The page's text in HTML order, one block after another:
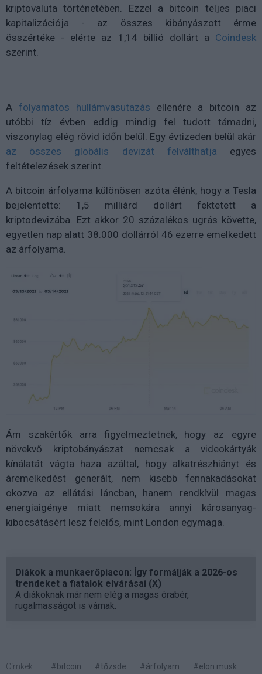
kriptovaluta történetében. Ezzel a bitcoin teljes piaci
kapitalizációja - az összes kibányászott érme
összértéke - elérte az 1,14 billió dollárt a Coindesk
szerint.
A folyamatos hullámvasutazás ellenére a bitcoin az
utóbbi tíz évben eddig mindig fel tudott támadni,
viszonylag elég rövid időn belül. Egy évtizeden belül akár
az összes globális devizát felválthatja egyes
feltételezések szerint.
A bitcoin árfolyama különösen azóta élénk, hogy a Tesla
bejelentette: 1,5 milliárd dollárt fektetett a
kriptodevizába. Ezt akkor 20 százalékos ugrás követte,
egyetlen nap alatt 38.000 dollárról 46 ezerre emelkedett
az árfolyama.
Ám szakértők arra figyelmeztetnek, hogy az egyre
növekvő kriptobányászat nemcsak a videokártyák
kínálatát vágta haza azáltal, hogy alkatrészhiányt és
áremelkedést generált, nem kisebb fennakadásokat
okozva az ellátási láncban, hanem rendkívül magas
energiaigénye miatt nemsokára annyi károsanyag-
kibocsátásért lesz felelős, mint London egymaga.
Diákok a munkaerőpiacon: Így formálják a 2026-os
trendeket a fiatalok elvárásai (X)
A diákoknak már nem elég a magas órabér,
rugalmasságot is várnak.
Címkék: #bitcoin #tőzsde #árfolyam #elon musk